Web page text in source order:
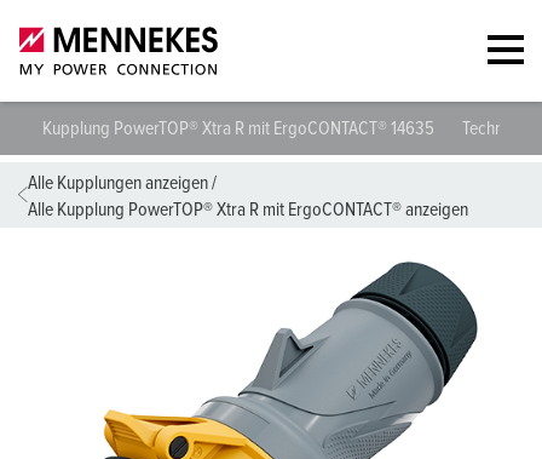
Kupplung PowerTOP® Xtra R mit ErgoCONTACT® 14635
Alle Kupplungen anzeigen/
Alle Kupplung PowerTOP® Xtra R mit ErgoCONTACT® anzeigen